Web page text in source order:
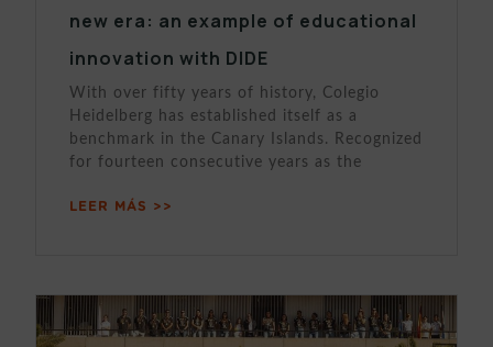
new era: an example of educational
innovation with DIDE
With over fifty years of history, Colegio
Heidelberg has established itself as a
benchmark in the Canary Islands. Recognized
for fourteen consecutive years as the
LEER MÁS >>